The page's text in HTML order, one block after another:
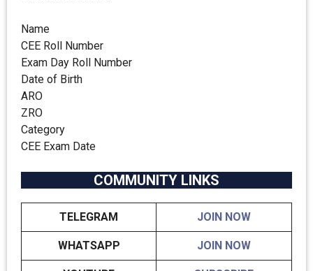
Name
CEE Roll Number
Exam Day Roll Number
Date of Birth
ARO
ZRO
Category
CEE Exam Date
COMMUNITY LINKS
TELEGRAM JOIN NOW
WHATSAPP JOIN NOW